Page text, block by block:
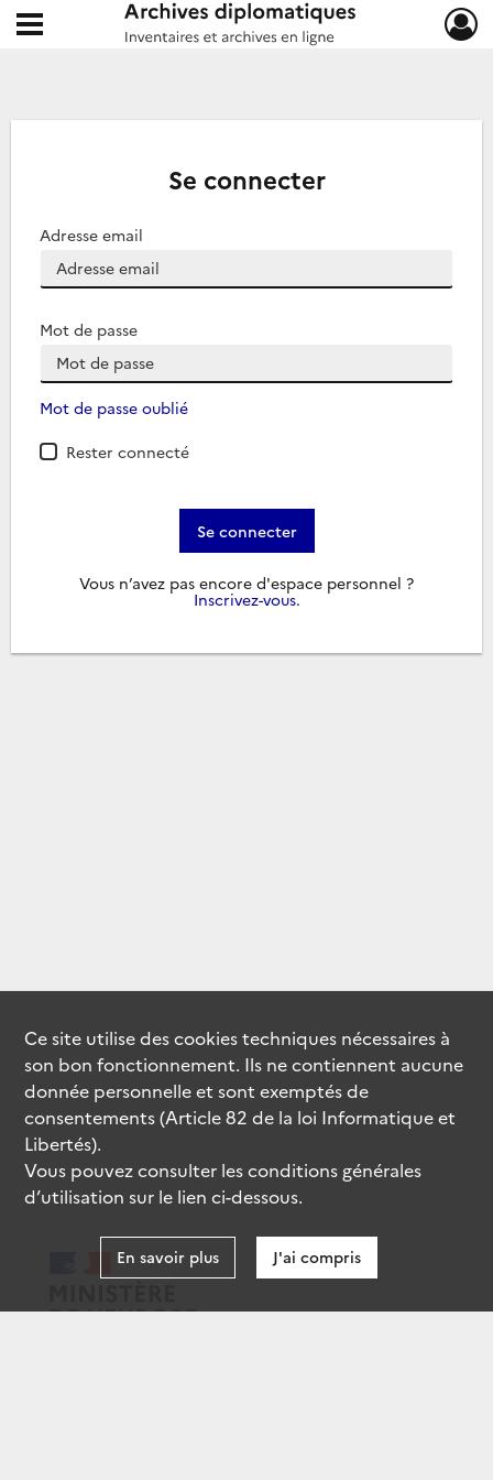
Archives diplomatiques
Ouvrir le menu déroulant
Se connecter
Adresse email
Mot de passe
Mot de passe oublié
Rester connecté
Se connecter
Vous n’avez pas encore d'espace personnel ?
Inscrivez-vous.
Ce site utilise descookiestechniques nécessaires à
son bon fonctionnement. Ils ne contiennent aucune
donnée personnelle et sont exemptés de
consentements (Article 82 de la loi Informatique et
Libertés).
Vous pouvez consulter les conditions générales
d’utilisation sur le lien ci-dessous.
En savoir plus J'ai compris